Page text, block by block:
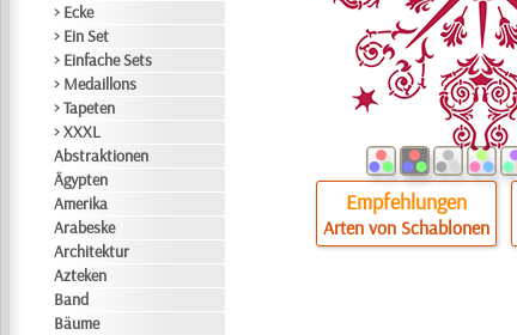
> Ecke
> Ein Set
> Einfache Sets
> Medaillons
> Tapeten
> XXXL
Abstraktionen
Ägypten
Amerika
Arabeske
Architektur
Azteken
Band
Bäume
Empfehlungen
Arten von Schablonen